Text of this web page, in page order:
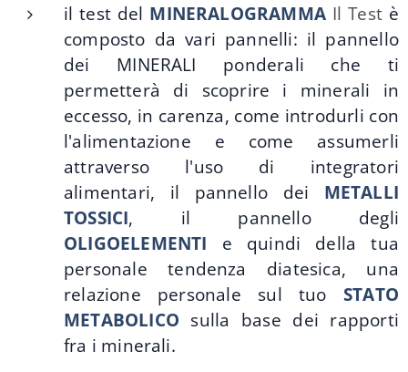
il test del MINERALOGRAMMA Il Test è
composto da vari pannelli: il pannello
dei MINERALI ponderali che ti
permetterà di scoprire i minerali in
eccesso, in carenza, come introdurli con
l'alimentazione e come assumerli
attraverso l'uso di integratori
alimentari, il pannello dei METALLI
TOSSICI, il pannello degli
OLIGOELEMENTI e quindi della tua
personale tendenza diatesica, una
relazione personale sul tuoSTATO
METABOLICO sulla base dei rapporti
fra i minerali.